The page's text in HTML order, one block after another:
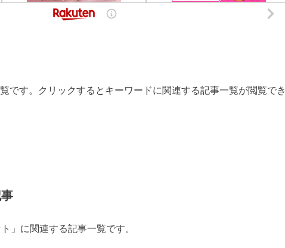
です。クリックするとキーワードに関連する記事一覧が閲覧でき
」に関連する記事一覧です。